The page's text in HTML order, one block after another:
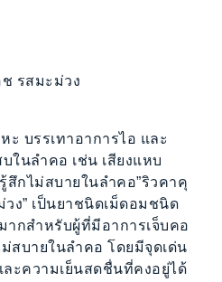
รสมะม่วง
ะ บรรเทาอาการไอ และ
ในลำคอ เช่น เสียงแหบ
กไม่สบายในลำคอ”ริวคาคุ
ง” เป็นยาชนิดเม็ดอมชนิด
กสำหรับผู้ที่มีอาการเจ็บคอ
สบายในลำคอ โดยมีจุดเด่น
ะความเย็นสดชื่นที่คงอยู่ได้